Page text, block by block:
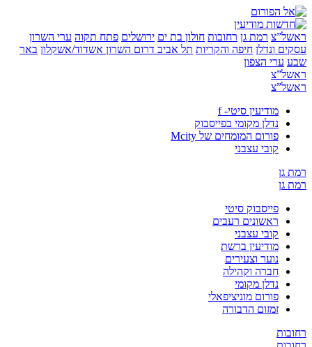
רמת גן רחובות חולון בת ים ירושלים פתח תקוה ערי השרון
ונדלן חיפה והקריות תל אביבדרום השרון אשדוד/אשקלון באר
ערי הצפון
מודיעין סיטי- f
נדלן מקומי בפייסבוק
פורום המומחים של Mcity
קובי עצבני
פייסבוק סיטי
ראשונים רעבים
קובי עצבני
מודיעין ברשת
נוער וצעירים
חברה וקהילה
נדלן מקומי
פורום מוניציפאלי
זמזום הדבורה